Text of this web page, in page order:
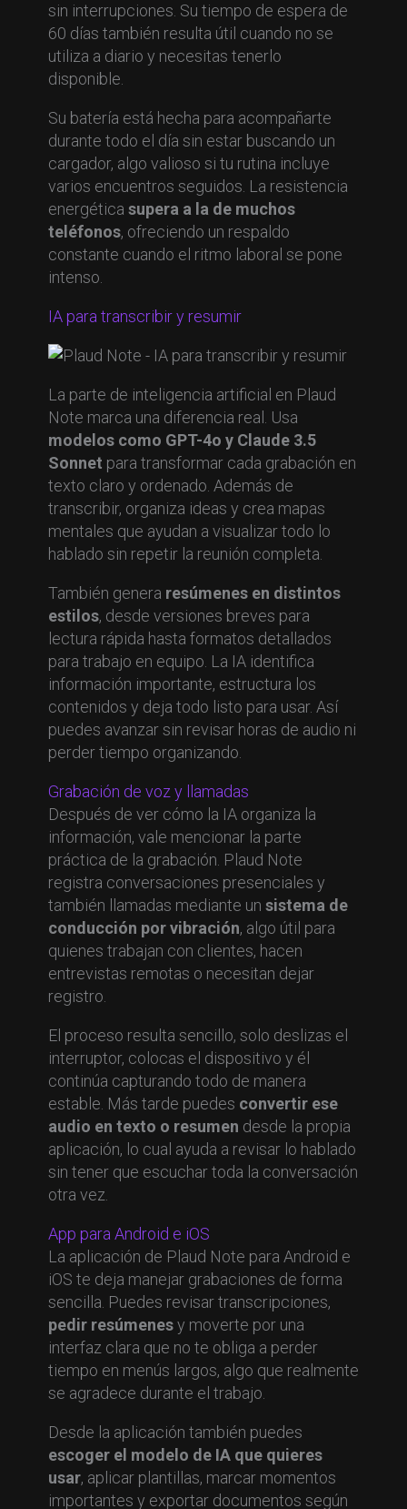
sin interrupciones. Su tiempo de espera de
60 días también resulta útil cuando no se
utiliza a diario y necesitas tenerlo
disponible.
Su batería está hecha para acompañarte
durante todo el día sin estar buscando un
cargador, algo valioso si tu rutina incluye
varios encuentros seguidos. La resistencia
energética supera a la de muchos
teléfonos, ofreciendo un respaldo
constante cuando el ritmo laboral se pone
intenso.
IA para transcribir y resumir
La parte de inteligencia artificial en Plaud
Note marca una diferencia real. Usa
modelos como GPT-4o y Claude 3.5
Sonnet para transformar cada grabación en
texto claro y ordenado. Además de
transcribir, organiza ideas y crea mapas
mentales que ayudan a visualizar todo lo
hablado sin repetir la reunión completa.
También genera resúmenes en distintos
estilos, desde versiones breves para
lectura rápida hasta formatos detallados
para trabajo en equipo. La IA identifica
información importante, estructura los
contenidos y deja todo listo para usar. Así
puedes avanzar sin revisar horas de audio ni
perder tiempo organizando.
Grabación de voz y llamadas
Después de ver cómo la IA organiza la
información, vale mencionar la parte
práctica de la grabación. Plaud Note
registra conversaciones presenciales y
también llamadas mediante un sistema de
conducción por vibración, algo útil para
quienes trabajan con clientes, hacen
entrevistas remotas o necesitan dejar
registro.
El proceso resulta sencillo, solo deslizas el
interruptor, colocas el dispositivo y él
continúa capturando todo de manera
estable. Más tarde puedes convertir ese
audio en texto o resumen desde la propia
aplicación, lo cual ayuda a revisar lo hablado
sin tener que escuchar toda la conversación
otra vez.
App para Android e iOS
La aplicación de Plaud Note para Android e
iOS te deja manejar grabaciones de forma
sencilla. Puedes revisar transcripciones,
pedir resúmenesy moverte por una
interfaz clara que no te obliga a perder
tiempo en menús largos, algo que realmente
se agradece durante el trabajo.
Desde la aplicación también puedes
escoger el modelo de IA que quieres
usar, aplicar plantillas, marcar momentos
importantes y exportar documentos según